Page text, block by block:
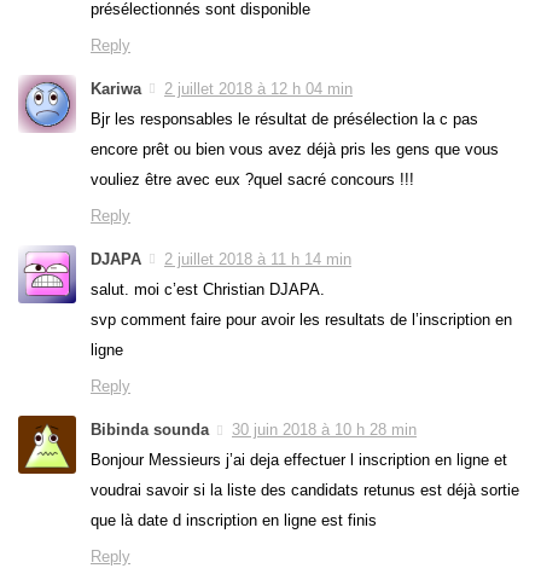
présélectionnés sont disponible
Reply
Kariwa
2 juillet 2018 à 12 h 04 min
Bjr les responsables le résultat de présélection la c pas
encore prêt ou bien vous avez déjà pris les gens que vous
vouliez être avec eux ?quel sacré concours !!!
Reply
DJAPA
2 juillet 2018 à 11 h 14 min
salut. moi c’est Christian DJAPA.
svp comment faire pour avoir les resultats de l’inscription en
ligne
Reply
Bibinda sounda
30 juin 2018 à 10 h 28 min
Bonjour Messieurs j’ai deja effectuer l inscription en ligne et
voudrai savoir si la liste des candidats retunus est déjà sortie
que là date d inscription en ligne est finis
Reply